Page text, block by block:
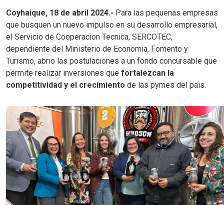
Coyhaique, 18 de abril 2024.- Para las pequenas empresas
que busquen un nuevo impulso en su desarrollo empresarial,
el Servicio de Cooperacion Tecnica, SERCOTEC,
dependiente del Ministerio de Economia, Fomento y
Turismo, abrio las postulaciones a un fondo concursable que
permite realizar inversiones que fortalezcan la
competitividad y el crecimiento de las pymes del pais.